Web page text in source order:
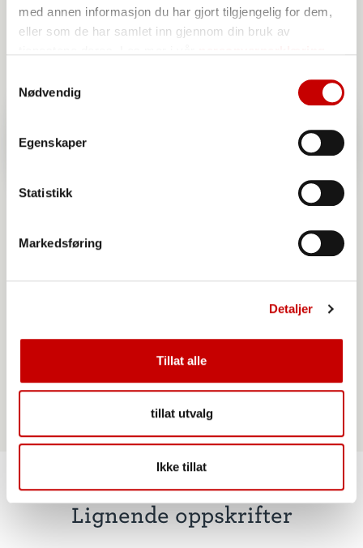
med annen informasjon du har gjort tilgjengelig for dem,
eller som de har samlet inn gjennom din bruk av
Nødvendig
Egenskaper
Statistikk
Markedsføring
Detaljer
Tillat alle
tillat utvalg
Ikke tillat
Lignende oppskrifter